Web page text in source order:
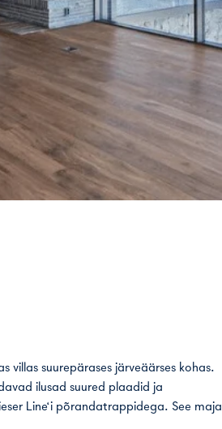
villas suurepärases järveäärses kohas.
ilusad suured plaadid ja
Line‘i põrandatrappidega. See maja